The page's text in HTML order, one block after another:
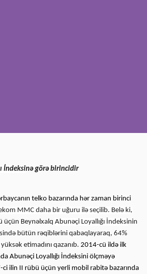
İndeksinə görə birincidir
telko bazarında hər zaman birinci
MMC daha bir uğuru ilə seçilib. Belə ki,
üçün Beynəlxalq Abunəçi Loyallığı İndeksinin
bütün rəqiblərini qabaqlayaraq, 64%
etimadını qazanıb. 2014-cü ildə ilk
Abunəçi Loyallığı İndeksini ölçməyə
ci ilin II rübü üçün yerli mobil rabitə bazarında